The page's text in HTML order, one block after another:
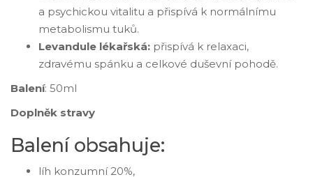
a psychickou vitalitu a přispívá k normálnímu
metabolismu tuků.
Levandule lékařská: přispívá k relaxaci,
zdravému spánku a celkové duševní pohodě.
Balení: 50ml
Doplněk stravy
Balení obsahuje:
líh konzumní 20%,